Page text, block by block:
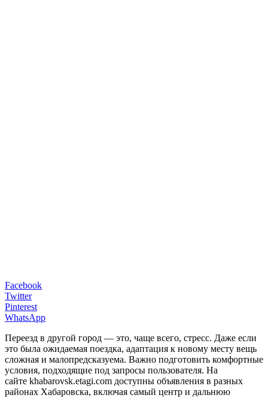
Facebook
Twitter
Pinterest
WhatsApp
Переезд в другой город — это, чаще всего, стресс. Даже если
это была ожидаемая поездка, адаптация к новому месту вещь
сложная и малопредсказуема. Важно подготовить комфортные
условия, подходящие под запросы пользователя. На
сайте khabarovsk.etagi.com доступны объявления в разных
районах Хабаровска, включая самый центр и дальнюю